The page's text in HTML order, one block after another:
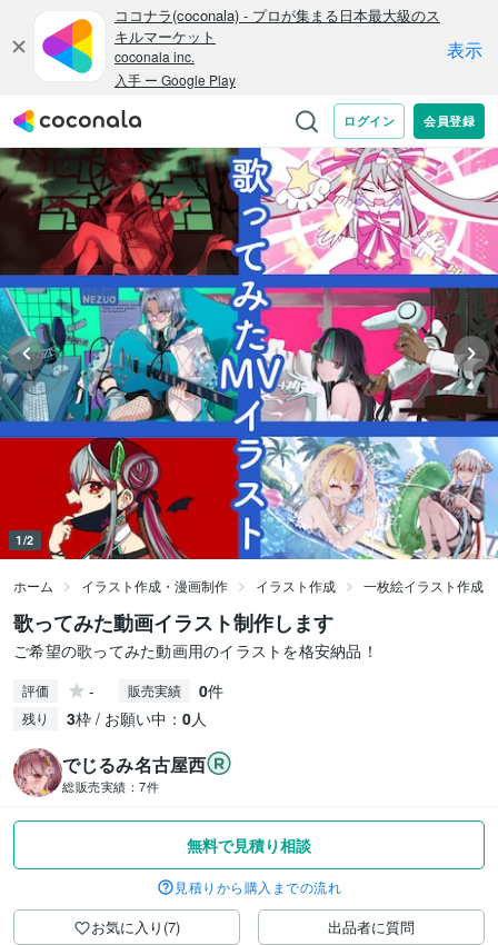
1/2
ホーム イラスト作成・漫画制作 イラスト作成 一枚絵イラスト作成
歌ってみた動画イラスト制作します
ご希望の歌ってみた動画用のイラストを格安納品！
評価 - 販売実績 0件
残り 3枠 / お願い中： 0人
でじるみ名古屋西
総販売実績： 7件
無料で見積り相談
見積りから購入までの流れ
お気に入り(7) 出品者に質問